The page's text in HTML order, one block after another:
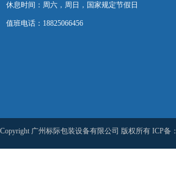
休息时间：周六，周日，国家规定节假日
值班电话：18825066456
Copyright 广州标际包装设备有限公司 版权所有 ICP备：